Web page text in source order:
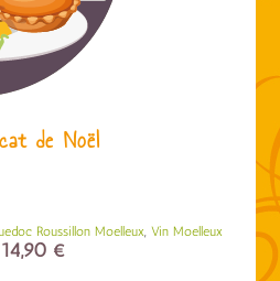
de Noël
Roussillon Moelleux, Vin Moelleux
14,90 €